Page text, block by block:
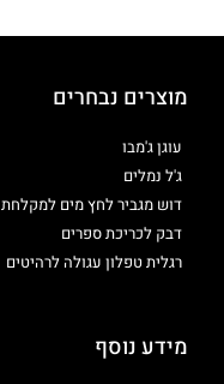
מוצרים נבחרים
עוגן ג'מבו
ג'ל נמלים
דוש מגביר לחץ מים למקלחת
דבק לכריכת ספרים
רגלית טפלון עגולה לרהיטים
מידע נוסף